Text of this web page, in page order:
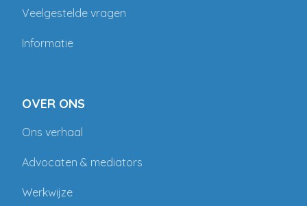
Veelgestelde vragen
Informatie
OVER ONS
Ons verhaal
Advocaten & mediators
Werkwijze